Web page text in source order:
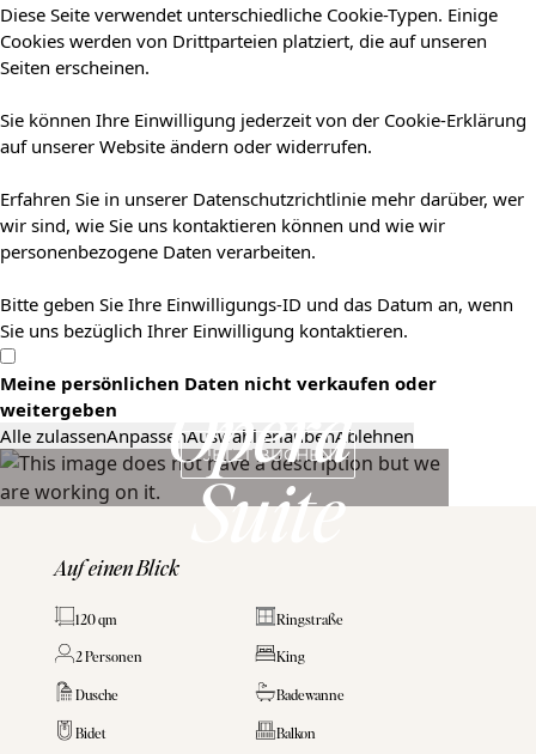
Diese Seite verwendet unterschiedliche Cookie-Typen. Einige
Cookies werden von Drittparteien platziert, die auf unseren
Seiten erscheinen.
Sie können Ihre Einwilligung jederzeit von der Cookie-Erklärung
auf unserer Website ändern oder widerrufen.
Erfahren Sie in unserer Datenschutzrichtlinie mehr darüber, wer
wir sind, wie Sie uns kontaktieren können und wie wir
personenbezogene Daten verarbeiten.
Bitte geben Sie Ihre Einwilligungs-ID und das Datum an, wenn
Sie uns bezüglich Ihrer Einwilligung kontaktieren.
Meine persönlichen Daten nicht verkaufen oder
weitergeben
Alle zulassenAnpassenAuswahl erlaubenAblehnen
Opera
Suite
JETZT BUCHEN
Auf einen Blick
120 qm Ringstraße
2 Personen King
Dusche Badewanne
Bidet Balkon